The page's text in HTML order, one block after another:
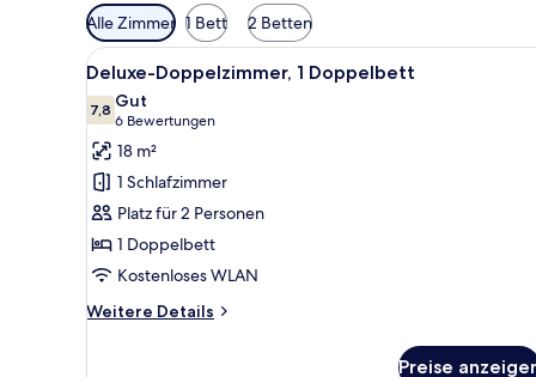
Verfügbare
Filter
für
Zimmer
Alle Zimmer 1 Bett 2 Betten
Alle
Fotos
für
Deluxe-
Doppelzimmer,
Doppelbett
anzeigen
Ein Hotelzimmer mit einem
9
Deluxe-Doppelzimmer, 1 Doppelbett
7,87,8 von 10
Gut
6 Bewertungen
(6
Bewertungen)
18 m²
1 Schlafzimmer
Platz für 2 Personen
1 Doppelbett
Kostenloses WLAN
Weitere Details
Weitere
Preise